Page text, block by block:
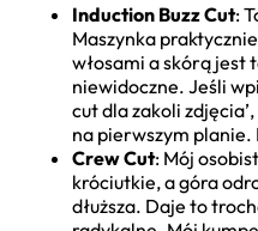
Induction Buzz Cut:
Maszynka
włosami a skórą jest
niewidoczne. Jeśli
cut dla zakoli
na pierwszym planie.
Crew Cut: Mój
króciutkie, a góra
dłuższa. Daje to